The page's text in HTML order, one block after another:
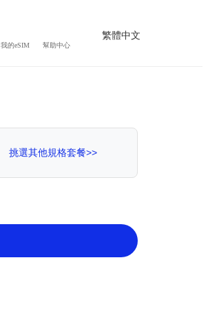
我的eSIM 幫助中心
繁體中文
挑選其他規格套餐>>